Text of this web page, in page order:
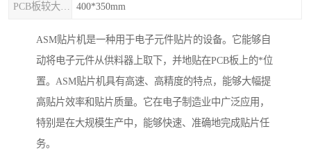
400*350mm
ASM贴片机是一种用于电子元件贴片的设备。它能够自
动将电子元件从供料器上取下，并地贴在PCB板上的*位
置。ASM贴片机具有高速、高精度的特点，能够大幅提
高贴片效率和贴片质量。它在电子制造业中广泛应用，
特别是在大规模生产中，能够快速、准确地完成贴片任
务。